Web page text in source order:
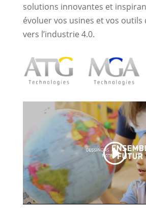
solutions innovantes et
évoluer vos usines et vos
vers l’industrie 4.0.